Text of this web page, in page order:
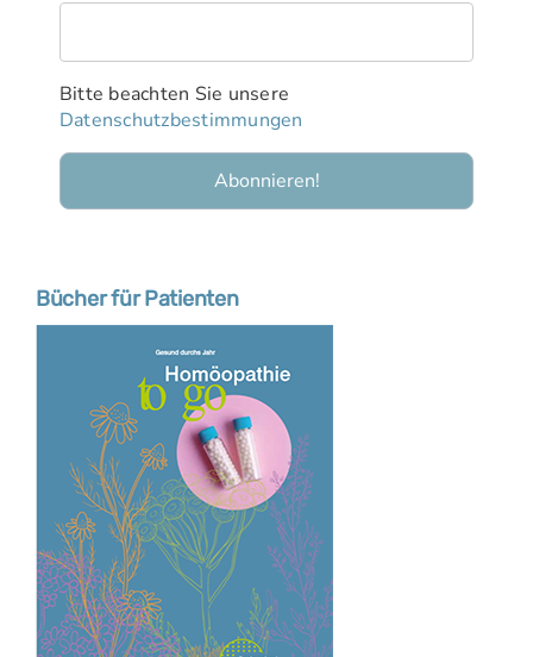
Bitte beachten Sie unsere
Datenschutzbestimmungen
Bücher für Patienten